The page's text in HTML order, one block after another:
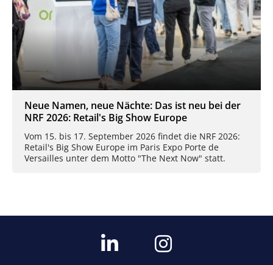
Neue Namen, neue Nächte: Das ist neu bei der
NRF 2026: Retail's Big Show Europe
Vom 15. bis 17. September 2026 findet die NRF 2026:
Retail's Big Show Europe im Paris Expo Porte de
Versailles unter dem Motto "The Next Now" statt.